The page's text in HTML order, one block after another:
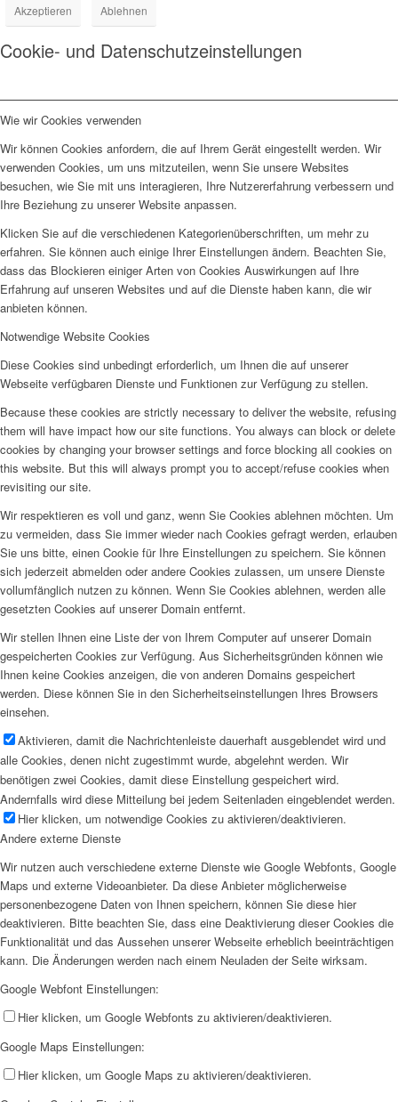
Akzeptieren Ablehnen
Cookie- und Datenschutzeinstellungen
Wie wir Cookies verwenden
Wir können Cookies anfordern, die auf Ihrem Gerät eingestellt werden. Wir
verwenden Cookies, um uns mitzuteilen, wenn Sie unsere Websites
besuchen, wie Sie mit uns interagieren, Ihre Nutzererfahrung verbessern und
Ihre Beziehung zu unserer Website anpassen.
Klicken Sie auf die verschiedenen Kategorienüberschriften, um mehr zu
erfahren. Sie können auch einige Ihrer Einstellungen ändern. Beachten Sie,
dass das Blockieren einiger Arten von Cookies Auswirkungen auf Ihre
Erfahrung auf unseren Websites und auf die Dienste haben kann, die wir
anbieten können.
Notwendige Website Cookies
Diese Cookies sind unbedingt erforderlich, um Ihnen die auf unserer
Webseite verfügbaren Dienste und Funktionen zur Verfügung zu stellen.
Because these cookies are strictly necessary to deliver the website, refusing
them will have impact how our site functions. You always can block or delete
cookies by changing your browser settings and force blocking all cookies on
this website. But this will always prompt you to accept/refuse cookies when
revisiting our site.
Wir respektieren es voll und ganz, wenn Sie Cookies ablehnen möchten. Um
zu vermeiden, dass Sie immer wieder nach Cookies gefragt werden, erlauben
Sie uns bitte, einen Cookie für Ihre Einstellungen zu speichern. Sie können
sich jederzeit abmelden oder andere Cookies zulassen, um unsere Dienste
vollumfänglich nutzen zu können. Wenn Sie Cookies ablehnen, werden alle
gesetzten Cookies auf unserer Domain entfernt.
Wir stellen Ihnen eine Liste der von Ihrem Computer auf unserer Domain
gespeicherten Cookies zur Verfügung. Aus Sicherheitsgründen können wie
Ihnen keine Cookies anzeigen, die von anderen Domains gespeichert
werden. Diese können Sie in den Sicherheitseinstellungen Ihres Browsers
einsehen.
Aktivieren, damit die Nachrichtenleiste dauerhaft ausgeblendet wird und
alle Cookies, denen nicht zugestimmt wurde, abgelehnt werden. Wir
benötigen zwei Cookies, damit diese Einstellung gespeichert wird.
Andernfalls wird diese Mitteilung bei jedem Seitenladen eingeblendet werden.
Hier klicken, um notwendige Cookies zu aktivieren/deaktivieren.
Andere externe Dienste
Wir nutzen auch verschiedene externe Dienste wie Google Webfonts, Google
Maps und externe Videoanbieter. Da diese Anbieter möglicherweise
personenbezogene Daten von Ihnen speichern, können Sie diese hier
deaktivieren. Bitte beachten Sie, dass eine Deaktivierung dieser Cookies die
Funktionalität und das Aussehen unserer Webseite erheblich beeinträchtigen
kann. Die Änderungen werden nach einem Neuladen der Seite wirksam.
Google Webfont Einstellungen:
Hier klicken, um Google Webfonts zu aktivieren/deaktivieren.
Google Maps Einstellungen:
Hier klicken, um Google Maps zu aktivieren/deaktivieren.